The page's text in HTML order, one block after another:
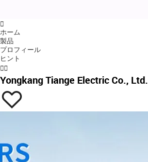

ホーム
製品
プロフィール
ヒント

Yongkang Tiange Electric Co., Ltd.